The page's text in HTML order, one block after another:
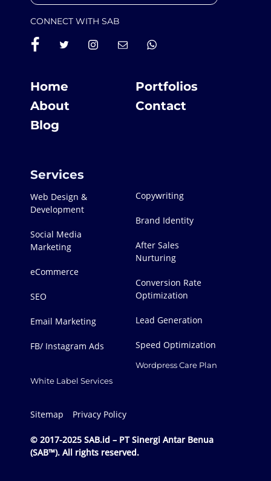
CONNECT WITH SAB
Home
Portfolios
About
Contact
Blog
Services
Web Design &
Development
Social Media
Marketing
eCommerce
SEO
Email Marketing
FB/ Instagram Ads
White Label Services
Copywriting
Brand Identity
After Sales
Nurturing
Conversion Rate
Optimization
Lead Generation
Speed Optimization
Wordpress Care Plan
Sitemap Privacy Policy
© 2017-2025 SAB.id – PT Sinergi Antar Benua
(SAB™). All rights reserved.